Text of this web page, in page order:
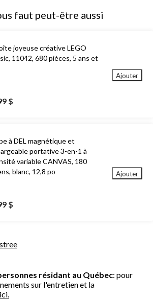
faut peut-être aussi
joyeuse créative LEGO
11042, 680 pièces, 5 ans et
$
Ajouter
à DEL magnétique et
portative 3-en-1 à
variable CANVAS, 180
blanc, 12,8 po
$
Ajouter
résidant au Québec: pour
sur l'entretien et la